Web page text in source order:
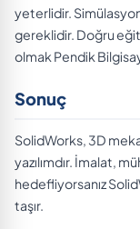
yeterlidir.
gereklidir. Doğru
olmak Pendik
Sonuç
SolidWorks, 3D
yazılımdır. İmalat,
hedefliyorsanız
taşır.